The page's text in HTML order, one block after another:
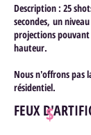
Description : 25
secondes, un
projections
hauteur.
Nous n'offrons pas
résidentiel.
FEUX$